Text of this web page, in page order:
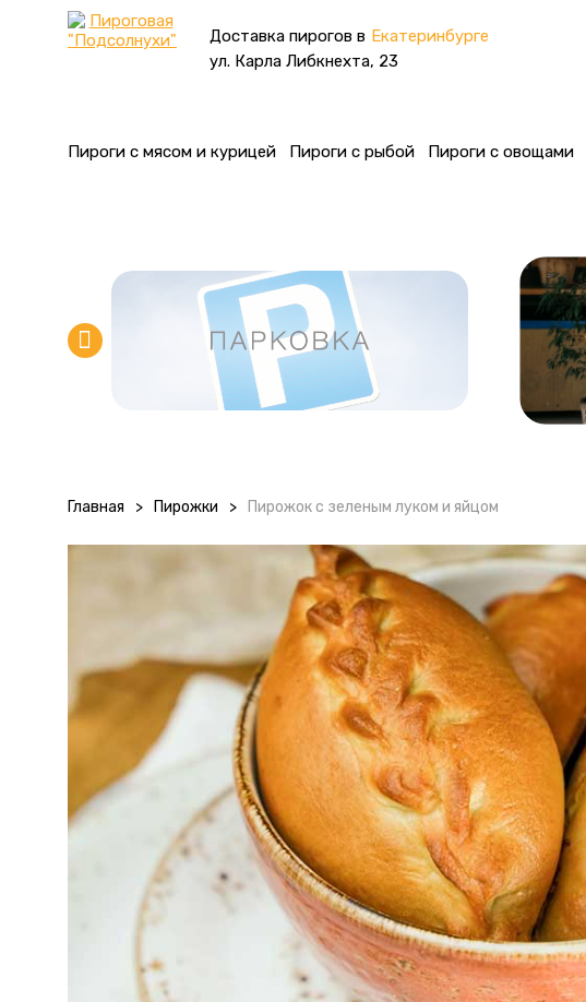
Доставка пирогов в Екатеринбурге
ул. Карла Либкнехта, 23
Пироги с мясом и курицей Пироги с рыбой Пироги с овощами
Главная > Пирожки > Пирожок с зеленым луком и яйцом